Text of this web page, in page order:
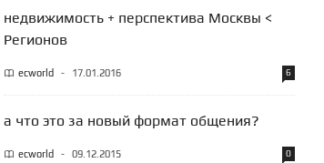
недвижимость + перспектива Москвы <
Регионов
ecworld - 17.01.2016 6
а что это за новый формат общения?
ecworld - 09.12.2015 0